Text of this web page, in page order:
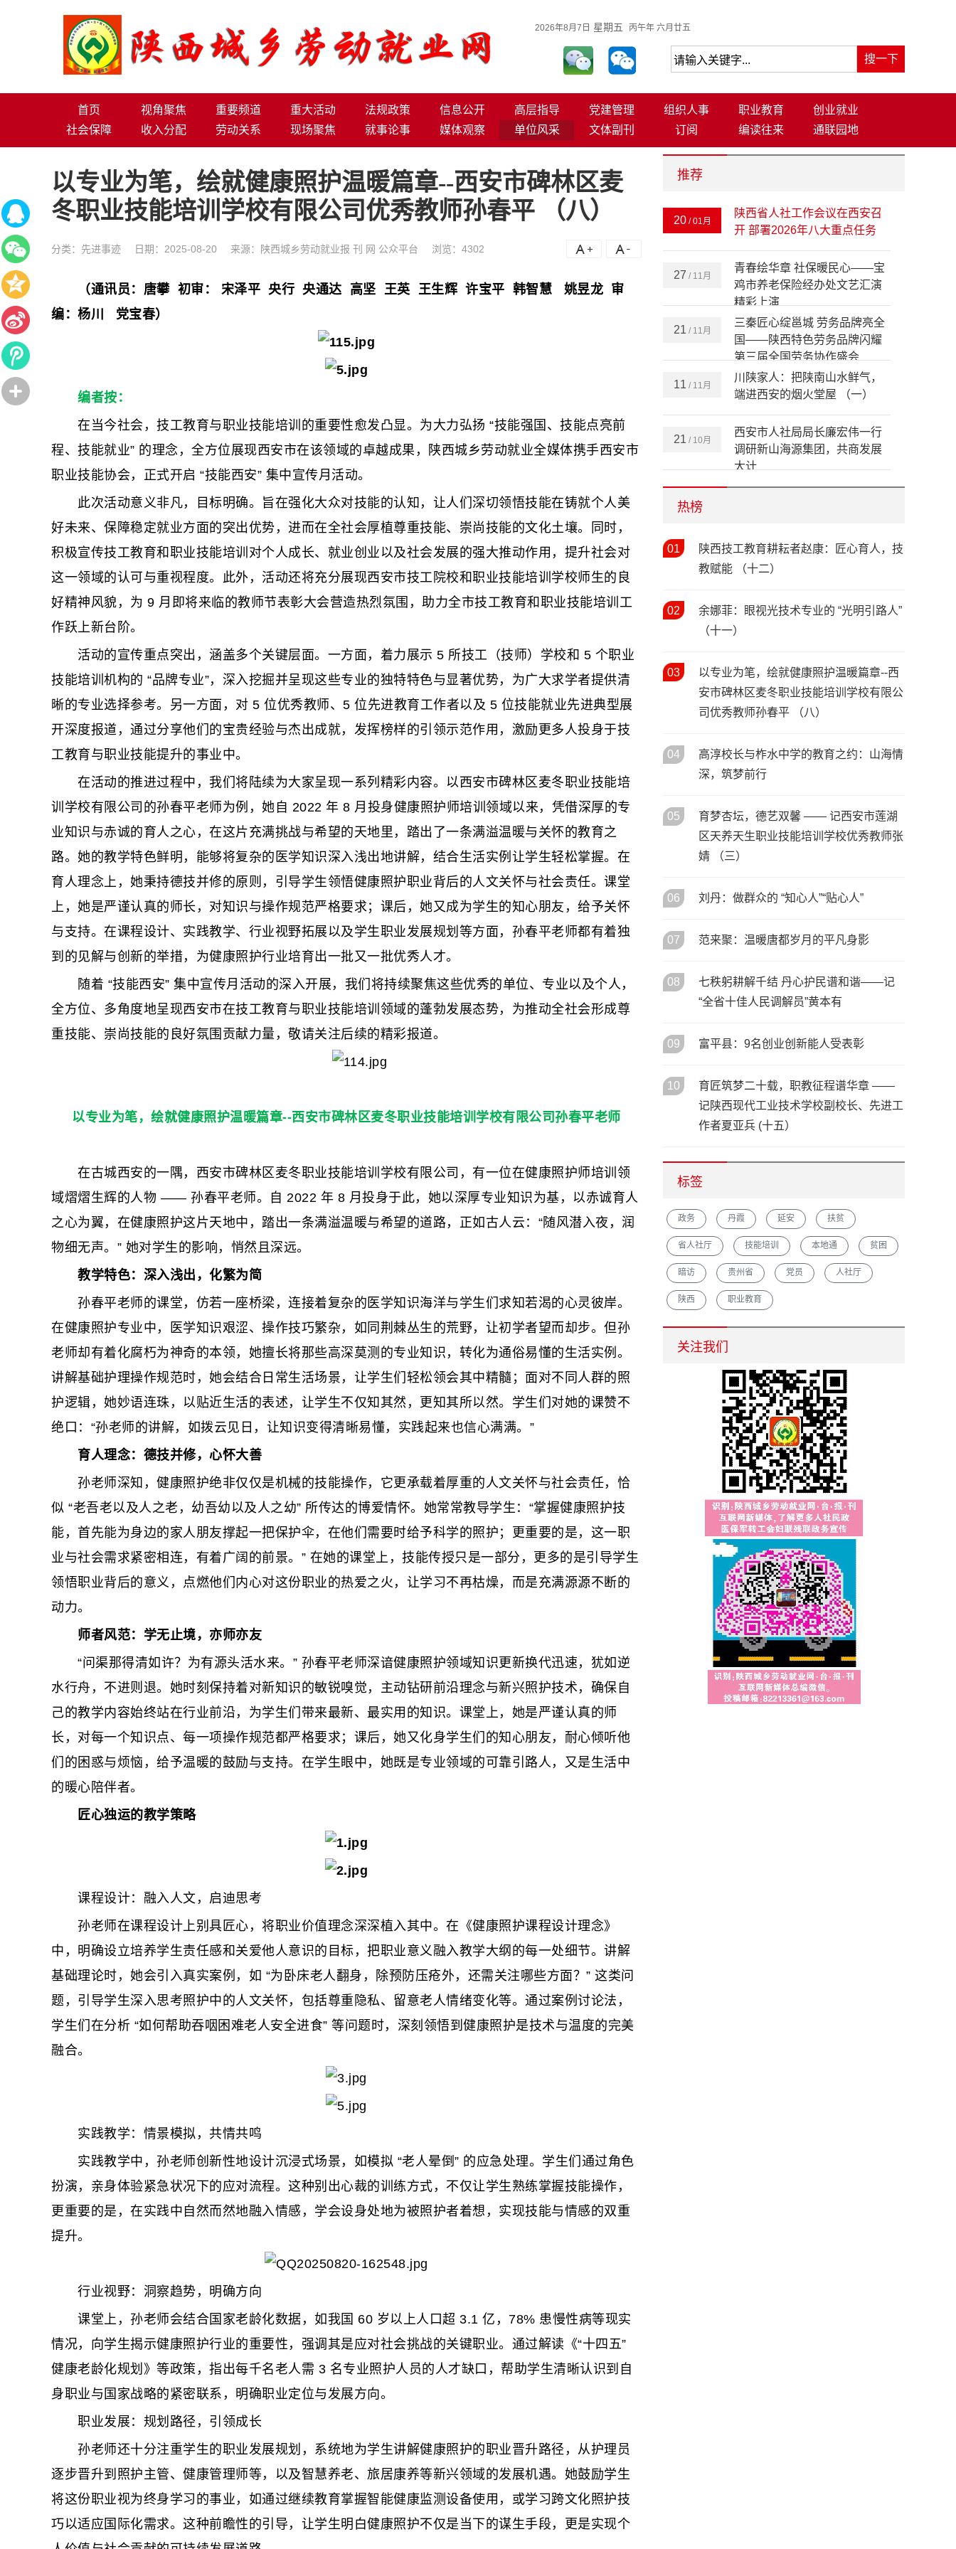
2026年8月7日 星期五 丙午年 六月廿五
首页 视角聚焦 重要频道 重大活动 法规政策 信息公开 高层指导 党建管理 组织人事 职业教育
创业就业
社会保障
收入分配 劳动关系 现场聚焦 就事论事 媒体观察 单位风采 文体副刊 订阅 编读往来 通联园地
以专业为笔，绘就健康照护温暖篇章--西安市碑林区麦
冬职业技能培训学校有限公司优秀教师孙春平 （八）
分类： 先进事迹 日期：2025-08-20 来源：陕西城乡劳动就业报 刊 网 公众平台 浏览： 4302
（通讯员：唐攀 初审： 宋泽平 央行 央通达 高坚 王英 王生辉 许宝平 韩智慧 姚昱龙 审
编：杨川 党宝春）
编者按：
在当今社会，技工教育与职业技能培训的重要性愈发凸显。为大力弘扬 “技能强国、技能点亮前
程、技能就业” 的理念，全方位展现西安市在该领域的卓越成果，陕西城乡劳动就业全媒体携手西安市
职业技能协会，正式开启 “技能西安” 集中宣传月活动。
此次活动意义非凡，目标明确。旨在强化大众对技能的认知，让人们深切领悟技能在铸就个人美
好未来、保障稳定就业方面的突出优势，进而在全社会厚植尊重技能、崇尚技能的文化土壤。同时，
积极宣传技工教育和职业技能培训对个人成长、就业创业以及社会发展的强大推动作用，提升社会对
这一领域的认可与重视程度。此外，活动还将充分展现西安市技工院校和职业技能培训学校师生的良
好精神风貌，为 9 月即将来临的教师节表彰大会营造热烈氛围，助力全市技工教育和职业技能培训工
作跃上新台阶。
活动的宣传重点突出，涵盖多个关键层面。一方面，着力展示 5 所技工（技师）学校和 5 个职业
技能培训机构的 “品牌专业”，深入挖掘并呈现这些专业的独特特色与显著优势，为广大求学者提供清
晰的专业选择参考。另一方面，对 5 位优秀教师、5 位先进教育工作者以及 5 位技能就业先进典型展
开深度报道，通过分享他们的宝贵经验与杰出成就，发挥榜样的引领示范作用，激励更多人投身于技
工教育与职业技能提升的事业中。
在活动的推进过程中，我们将陆续为大家呈现一系列精彩内容。以西安市碑林区麦冬职业技能培
训学校有限公司的孙春平老师为例，她自 2022 年 8 月投身健康照护师培训领域以来，凭借深厚的专
业知识与赤诚的育人之心，在这片充满挑战与希望的天地里，踏出了一条满溢温暖与关怀的教育之
路。她的教学特色鲜明，能够将复杂的医学知识深入浅出地讲解，结合生活实例让学生轻松掌握。在
育人理念上，她秉持德技并修的原则，引导学生领悟健康照护职业背后的人文关怀与社会责任。课堂
上，她是严谨认真的师长，对知识与操作规范严格要求；课后，她又成为学生的知心朋友，给予关怀
与支持。在课程设计、实践教学、行业视野拓展以及学生职业发展规划等方面，孙春平老师都有着独
到的见解与创新的举措，为健康照护行业培育出一批又一批优秀人才。
随着 “技能西安” 集中宣传月活动的深入开展，我们将持续聚焦这些优秀的单位、专业以及个人，
全方位、多角度地呈现西安市在技工教育与职业技能培训领域的蓬勃发展态势，为推动全社会形成尊
重技能、崇尚技能的良好氛围贡献力量，敬请关注后续的精彩报道。
以专业为笔，绘就健康照护温暖篇章--西安市碑林区麦冬职业技能培训学校有限公司孙春平老师
在古城西安的一隅，西安市碑林区麦冬职业技能培训学校有限公司，有一位在健康照护师培训领
域熠熠生辉的人物 —— 孙春平老师。自 2022 年 8 月投身于此，她以深厚专业知识为基，以赤诚育人
之心为翼，在健康照护这片天地中，踏出一条满溢温暖与希望的道路，正如古人云：“随风潜入夜，润
物细无声。” 她对学生的影响，悄然且深远。
教学特色：深入浅出，化繁为简
孙春平老师的课堂，仿若一座桥梁，连接着复杂的医学知识海洋与学生们求知若渴的心灵彼岸。
在健康照护专业中，医学知识艰涩、操作技巧繁杂，如同荆棘丛生的荒野，让初学者望而却步。但孙
老师却有着化腐朽为神奇的本领，她擅长将那些高深莫测的专业知识，转化为通俗易懂的生活实例。
讲解基础护理操作规范时，她会结合日常生活场景，让学生们轻松领会其中精髓；面对不同人群的照
护逻辑，她妙语连珠，以贴近生活的表述，让学生不仅知其然，更知其所以然。学生们对她的课赞不
绝口：“孙老师的讲解，如拨云见日，让知识变得清晰易懂，实践起来也信心满满。”
育人理念：德技并修，心怀大善
孙老师深知，健康照护绝非仅仅是机械的技能操作，它更承载着厚重的人文关怀与社会责任，恰
似 “老吾老以及人之老，幼吾幼以及人之幼” 所传达的博爱情怀。她常常教导学生：“掌握健康照护技
能，首先能为身边的家人朋友撑起一把保护伞，在他们需要时给予科学的照护；更重要的是，这一职
业与社会需求紧密相连，有着广阔的前景。” 在她的课堂上，技能传授只是一部分，更多的是引导学生
领悟职业背后的意义，点燃他们内心对这份职业的热爱之火，让学习不再枯燥，而是充满源源不断的
动力。
师者风范：学无止境，亦师亦友
“问渠那得清如许？为有源头活水来。” 孙春平老师深谙健康照护领域知识更新换代迅速，犹如逆
水行舟，不进则退。她时刻保持着对新知识的敏锐嗅觉，主动钻研前沿理念与新兴照护技术，确保自
己的教学内容始终站在行业前沿，为学生们带来最新、最实用的知识。课堂上，她是严谨认真的师
长，对每一个知识点、每一项操作规范都严格要求；课后，她又化身学生们的知心朋友，耐心倾听他
们的困惑与烦恼，给予温暖的鼓励与支持。在学生眼中，她既是专业领域的可靠引路人，又是生活中
的暖心陪伴者。
匠心独运的教学策略
课程设计：融入人文，启迪思考
孙老师在课程设计上别具匠心，将职业价值理念深深植入其中。在《健康照护课程设计理念》
中，明确设立培养学生责任感和关爱他人意识的目标，把职业意义融入教学大纲的每一处细节。讲解
基础理论时，她会引入真实案例，如 “为卧床老人翻身，除预防压疮外，还需关注哪些方面？” 这类问
题，引导学生深入思考照护中的人文关怀，包括尊重隐私、留意老人情绪变化等。通过案例讨论法，
学生们在分析 “如何帮助吞咽困难老人安全进食” 等问题时，深刻领悟到健康照护是技术与温度的完美
融合。
实践教学：情景模拟，共情共鸣
实践教学中，孙老师创新性地设计沉浸式场景，如模拟 “老人晕倒” 的应急处理。学生们通过角色
扮演，亲身体验紧急状况下的应对流程。这种别出心裁的训练方式，不仅让学生熟练掌握技能操作，
更重要的是，在实践中自然而然地融入情感，学会设身处地为被照护者着想，实现技能与情感的双重
提升。
行业视野：洞察趋势，明确方向
课堂上，孙老师会结合国家老龄化数据，如我国 60 岁以上人口超 3.1 亿，78% 患慢性病等现实
情况，向学生揭示健康照护行业的重要性，强调其是应对社会挑战的关键职业。通过解读《“十四五”
健康老龄化规划》等政策，指出每千名老人需 3 名专业照护人员的人才缺口，帮助学生清晰认识到自
身职业与国家战略的紧密联系，明确职业定位与发展方向。
职业发展：规划路径，引领成长
孙老师还十分注重学生的职业发展规划，系统地为学生讲解健康照护的职业晋升路径，从护理员
逐步晋升到照护主管、健康管理师等，以及智慧养老、旅居康养等新兴领域的发展机遇。她鼓励学生
将这份职业视为终身学习的事业，如通过继续教育掌握智能健康监测设备使用，或学习跨文化照护技
巧以适应国际化需求。这种前瞻性的引导，让学生明白健康照护不仅是当下的谋生手段，更是实现个
推荐
20/ 01月
陕西省人社工作会议在西安召
开 部署2026年八大重点任务
27 / 11月
青春绘华章 社保暖民心——宝
鸡市养老保险经办处文艺汇演
精彩上演
21 / 11月
三秦匠心绽邕城 劳务品牌亮全
国——陕西特色劳务品牌闪耀
第三届全国劳务协作盛会
11 / 11月
川陕家人：把陕南山水鲜气，
端进西安的烟火堂屋 （一）
21 / 10月
西安市人社局局长廉宏伟一行
调研新山海源集团，共商发展
大计
全省依法行政和劳动保障监察
12 / 02月
情暖新春 关怀同行——陕西省
问活动
03 / 02月
业——西安市2026年春风行动
暨就业援助季（春暖农民工）
社会保障工作会议 擘画“十五
五”开局人社发展新蓝图
/ 02月
春风送岗暖秦巴 协作赋能促就
市汉滨区举行
热榜
01
陕西技工教育耕耘者赵康：匠心育人，技
教赋能 （十二）
02
余娜菲：眼视光技术专业的 “光明引路人”
（十一）
03
以专业为笔，绘就健康照护温暖篇章--西
安市碑林区麦冬职业技能培训学校有限公
司优秀教师孙春平 （八）
04
高淳校长与柞水中学的教育之约：山海情
深，筑梦前行
05
育梦杏坛，德艺双馨 —— 记西安市莲湖
区天养天生职业技能培训学校优秀教师张
婧 （三）
06 刘丹：做群众的 “知心人”“贴心人”
07 范来聚：温暖唐都岁月的平凡身影
08
七秩躬耕解千结 丹心护民谱和谐——记
“全省十佳人民调解员”黄本有
09 富平县：9名创业创新能人受表彰
10
育匠筑梦二十载，职教征程谱华章 ——
记陕西现代工业技术学校副校长、先进工
作者夏亚兵 (十五）
标签
政务 丹霞 延安 扶贫
省人社厅 技能培训 本地通 贫困
暗访 贵州省 党员 人社厅
陕西 职业教育
汉中市重点培育农村创业致富带头人促脱贫增收
关注我们